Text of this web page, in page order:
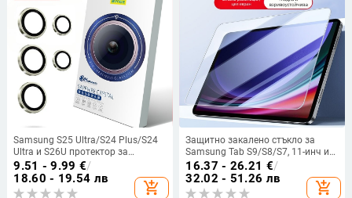
Samsung S25 Ultra/S24 Plus/S24
Ultra и S26U протектор за
обектива на камерата –
закалено стъкло
9.51 - 9.99 €/
18.60 - 19.54 лв
add_shopping_cart
Защитно закалено стъкло за
Samsung Tab S9/S8/S7, 11-инч и
10.5-инч
16.37 - 26.21 €/
32.02 - 51.26 лв
add_shopping_cart